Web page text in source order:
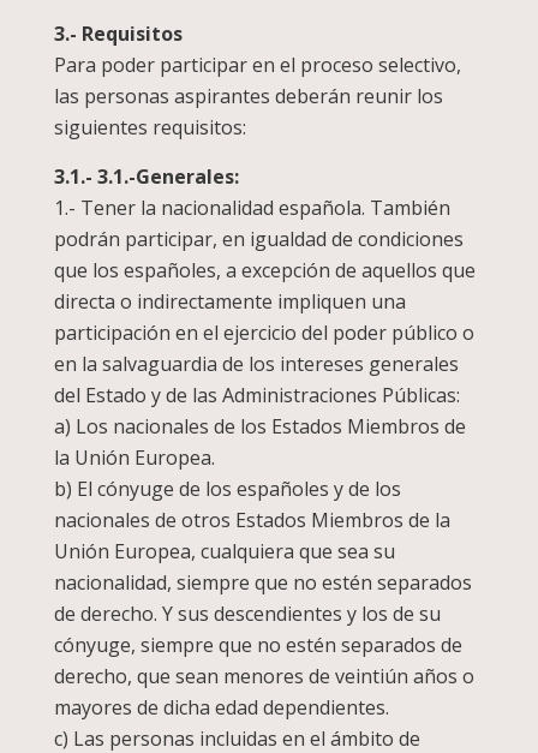
3.- Requisitos
Para poder participar en el proceso selectivo,
las personas aspirantes deberán reunir los
siguientes requisitos:
3.1.- 3.1.-Generales:
1.- Tener la nacionalidad española. También
podrán participar, en igualdad de condiciones
que los españoles, a excepción de aquellos que
directa o indirectamente impliquen una
participación en el ejercicio del poder público o
en la salvaguardia de los intereses generales
del Estado y de las Administraciones Públicas:
a) Los nacionales de los Estados Miembros de
la Unión Europea.
b) El cónyuge de los españoles y de los
nacionales de otros Estados Miembros de la
Unión Europea, cualquiera que sea su
nacionalidad, siempre que no estén separados
de derecho. Y sus descendientes y los de su
cónyuge, siempre que no estén separados de
derecho, que sean menores de veintiún años o
mayores de dicha edad dependientes.
c) Las personas incluidas en el ámbito de